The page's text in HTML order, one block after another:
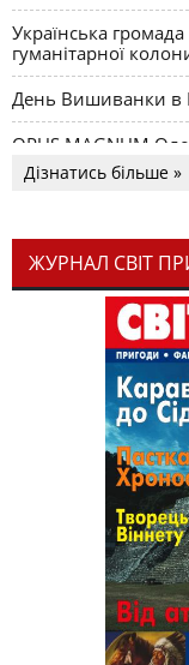
Українська
гуманітарної
День Вишиванки в
OPUS MAGNUM
Дізнатись більше »
ЖУРНАЛ СВІТ